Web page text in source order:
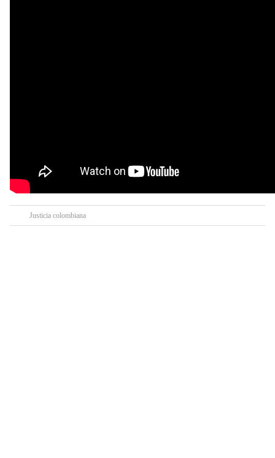
Justicia colombiana